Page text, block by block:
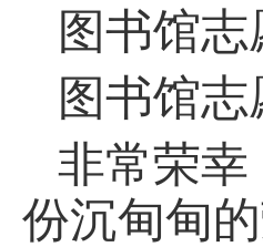
图书馆
图书馆
非常荣幸
份沉甸甸